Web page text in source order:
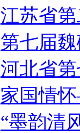
江苏省
第七届
河北省
家国情
“墨韵清